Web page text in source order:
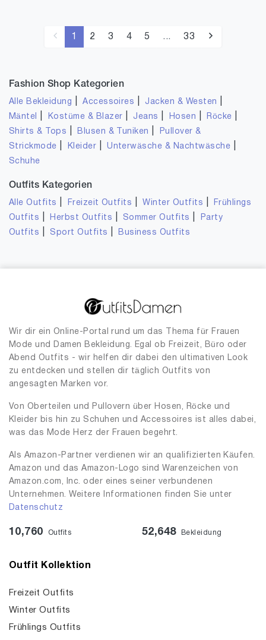
1 2 3 4 5 ... 33
Fashion Shop Kategorien
Alle Bekleidung |Accessoires Jacken & Westen
Mäntel Kostüme & Blazer Jeans Hosen Röcke
Shirts & Tops Blusen & Tuniken
Pullover &
Strickmode
Kleider |Unterwäsche & Nachtwäsche
Schuhe
Outfits Kategorien
Alle Outfits Freizeit Outfits |Winter Outfits
Frühlings
Outfits
Herbst Outfits Sommer Outfits
Party
Outfits
Sport Outfits Business Outfits
Wir dir ein Online-Portal rund um das Thema für Frauen
Mode und Damen Bekleidung. Egal ob Freizeit, Büro oder
Abend Outfits - wir helfen dir dabei den ultimativen Look
zu entdecken und stellen dir täglich Outfits von
angesagten Marken vor.
Von Oberteilen und Pullovern über Hosen, Röcke und
Kleider bis hin zu Schuhen und Accessoires ist alles dabei,
was das Mode Herz der Frauen begehrt.
Als Amazon-Partner verdienen wir an qualifizierten Käufen.
Amazon und das Amazon-Logo sind Warenzeichen von
Amazon.com, Inc. oder eines seiner verbundenen
Unternehmen. Weitere Informationen finden Sie unter
Datenschutz
10,760 Outfits 52,648 Bekleidung
Outfit Kollektion
Freizeit Outfits
Winter Outfits
Frühlings Outfits